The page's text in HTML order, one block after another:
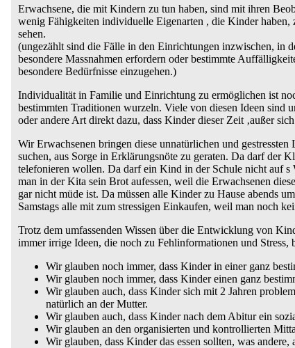
Erwachsene, die mit Kindern zu tun haben, sind mit ihren
wenig Fähigkeiten individuelle Eigenarten , die Kinder haben,
sehen.
(ungezählt sind die Fälle in den Einrichtungen inzwischen, in
besondere Massnahmen erfordern oder bestimmte
besondere Bedürfnisse einzugehen.)
Individualität in Familie und Einrichtung zu ermöglichen ist
bestimmten Traditionen wurzeln. Viele von diesen Ideen sind
oder andere Art direkt dazu, dass Kinder dieser Zeit ‚außer
Wir Erwachsenen bringen diese unnatürlichen und
suchen, aus Sorge in Erklärungsnöte zu geraten. Da darf der
telefonieren wollen. Da darf ein Kind in der Schule nicht auf
man in der Kita sein Brot aufessen, weil die Erwachsenen
gar nicht müde ist. Da müssen alle Kinder zu Hause abends
Samstags alle mit zum stressigen Einkaufen, weil man noch
Trotz dem umfassenden Wissen über die Entwicklung von
immer irrige Ideen, die noch zu Fehlinformationen und Stress,
Wir glauben noch immer, dass Kinder in einer ganz
Wir glauben noch immer, dass Kinder einen ganz
Wir glauben auch, dass Kinder sich mit 2 Jahren
natürlich an der Mutter.
Wir glauben auch, dass Kinder nach dem Abitur ein
Wir glauben an den organisierten und kontrollierten
Wir glauben, dass Kinder das essen sollten, was